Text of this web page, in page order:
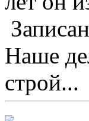
Записан
Наше
строй...